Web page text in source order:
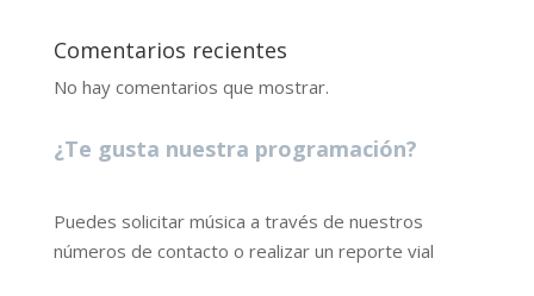
Comentarios recientes
No hay comentarios que mostrar.
¿Te gusta nuestra programación?
Puedes solicitar música a través de nuestros
números de contacto o realizar un reporte vial